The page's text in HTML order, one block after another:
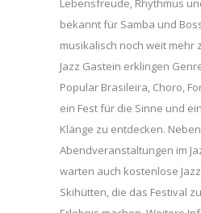
bekannt für Samba und
musikalisch noch weit mehr
Jazz Gastein erklingen
Popular Brasileira, Choro,
ein Fest für die Sinne und
Klänge zu entdecken.
Abendveranstaltungen im
warten auch kostenlose
Skihütten, die das Festival